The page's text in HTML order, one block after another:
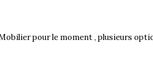
pour le moment , plusieurs